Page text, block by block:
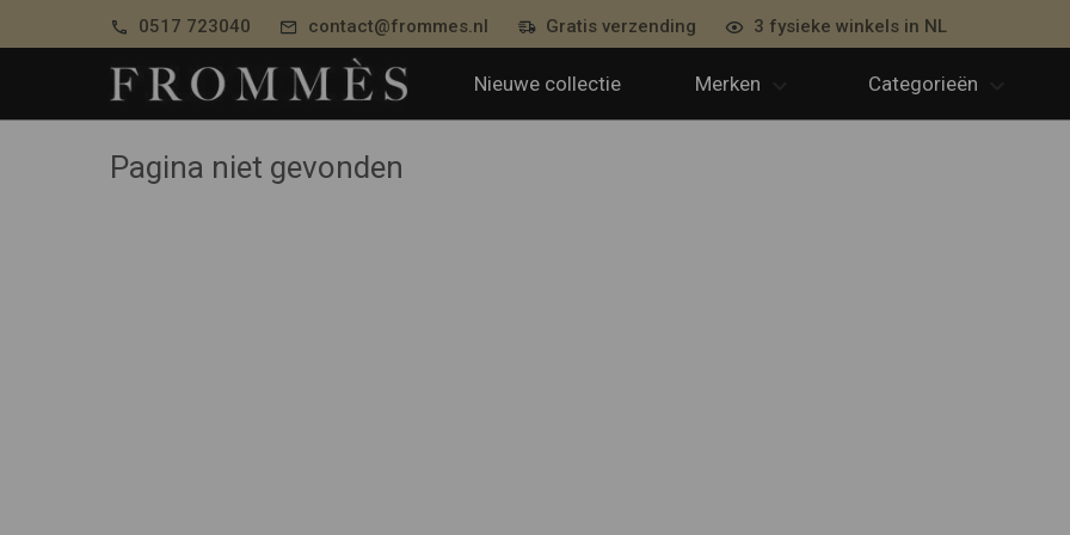
0517 723040 contact@frommes.nl Gratis verzending 3 fysieke winkels in NL
Nieuwe collectie Merken Categorieën
Pagina niet gevonden